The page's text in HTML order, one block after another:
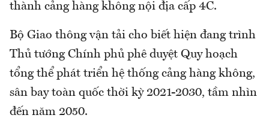
thành cảng hàng không nội địa cấp 4C.
Bộ Giao thông vận tải cho biết hiện đang trình
Thủ tướng Chính phủ phê duyệt Quy hoạch
tổng thể phát triển hệ thống cảng hàng không,
sân bay toàn quốc thời kỳ 2021-2030, tầm nhìn
đến năm 2050.